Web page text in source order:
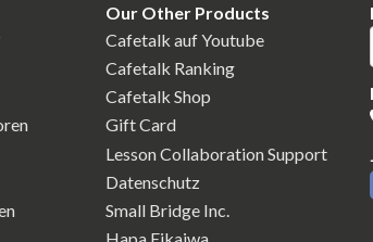
Our Other Products
Cafetalk auf Youtube
Cafetalk Ranking
Cafetalk Shop
Gift Card
Lesson Collaboration Support
Datenschutz
Small Bridge Inc.